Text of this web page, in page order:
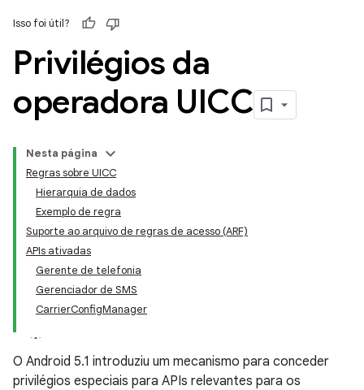
Isso foi útil?
Privilégios da
operadora UICC
Nesta página
Regras sobre UICC
Hierarquia de dados
Exemplo de regra
Suporte ao arquivo de regras de acesso (ARF)
APIs ativadas
Gerente de telefonia
Gerenciador de SMS
CarrierConfigManager
O Android 5.1 introduziu um mecanismo para conceder
privilégios especiais para APIs relevantes para os